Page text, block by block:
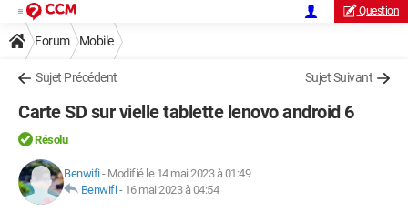
Question
Forum Mobile
Sujet Précédent Sujet Suivant
Carte SD sur vielle tablette lenovo android 6
Résolu
Benwifi- Modifié le 14 mai 2023 à 01:49
Benwifi- 16 mai 2023 à 04:54